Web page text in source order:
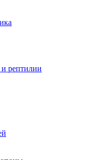
рептилии